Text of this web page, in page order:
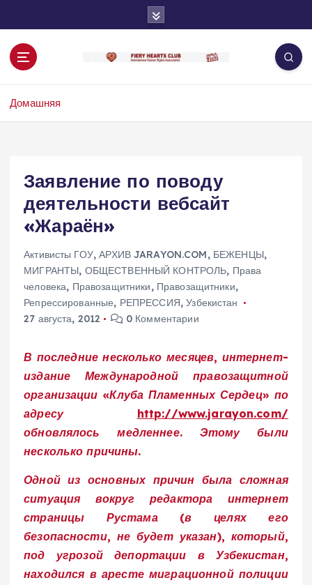
к
Домашняя
Заявление по поводу
деятельности вебсайт
«Жараён»
Активисты ГОУ,АРХИВ JARAYON.COM, БЕЖЕНЦЫ,
МИГРАНТЫ, ОБЩЕСТВЕННЫЙ КОНТРОЛЬ, Права
человека, Правозащитники, Правозащитники,
Репрессированные, РЕПРЕССИЯ,Узбекистан
27 августа, 2012
0 Комментарии
В последние несколько месяцев, интернет-
издание Международной правозащитной
организации «Клуба Пламенных Сердец» по
адресу http://www.jarayon.com/
обновлялось медленнее. Этому были
несколько причины.
Одной из основных причин была сложная
ситуация вокруг редактора интернет
страницы Рустама (в целях его
безопасности, не будет указан), который,
под угрозой депортации в Узбекистан,
находился в аресте миграционной полиции